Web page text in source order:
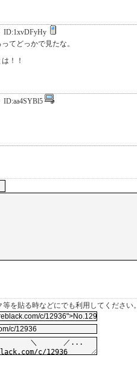
ID:1xvDFyHy
てどっかで見たな。
！！
ID:aa4SYBl5
を貼る時などにでも利用してください。